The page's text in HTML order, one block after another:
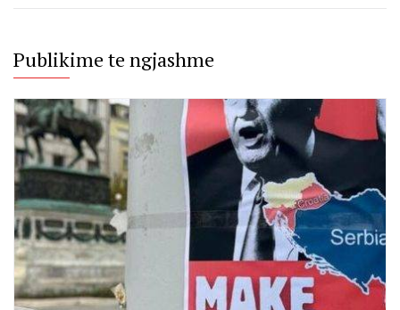
Publikime te ngjashme